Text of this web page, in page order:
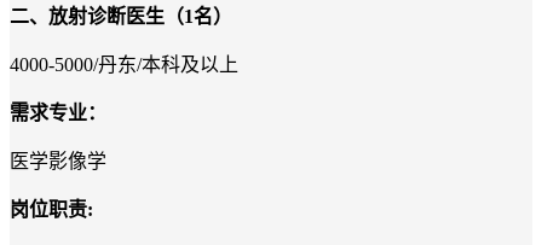
二、放射诊断医生（1名）
4000-5000/丹东/本科及以上
需求专业：
医学影像学
岗位职责: